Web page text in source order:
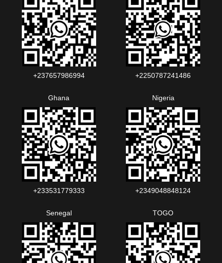
+237657986994‬‬ +2250787241486‬‬
Ghana
+233531779333
Nigeria
+2349048848124‬‬‬
Senegal TOGO